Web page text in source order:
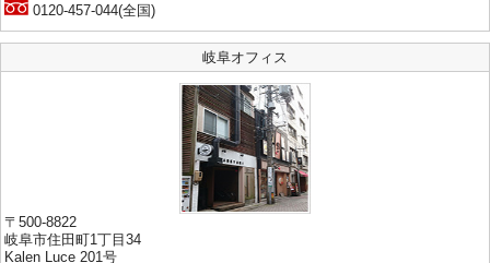
0120-457-044(全国)
岐阜オフィス
〒500-8822
岐阜市住田町1丁目34
Kalen Luce 201号